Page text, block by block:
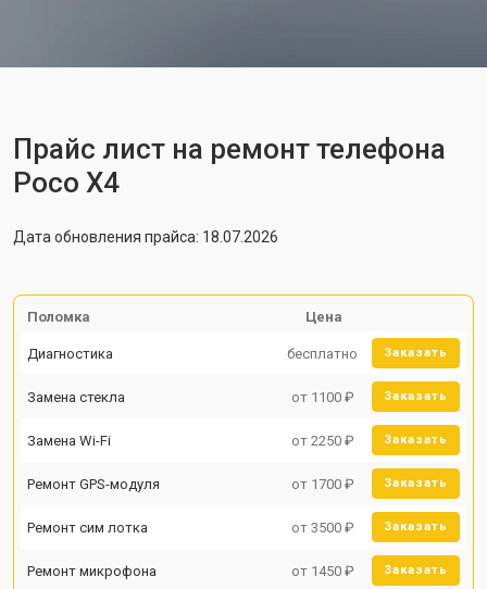
Прайс лист на ремонт телефона
Poco X4
Дата обновления прайса: 18.07.2026
Поломка Цена
Диагностика бесплатно Заказать
Замена стекла от 1100 ₽ Заказать
Замена Wi-Fi от 2250 ₽ Заказать
Ремонт GPS-модуля от 1700 ₽ Заказать
Ремонт сим лотка от 3500 ₽ Заказать
Ремонт микрофона от 1450 ₽ Заказать